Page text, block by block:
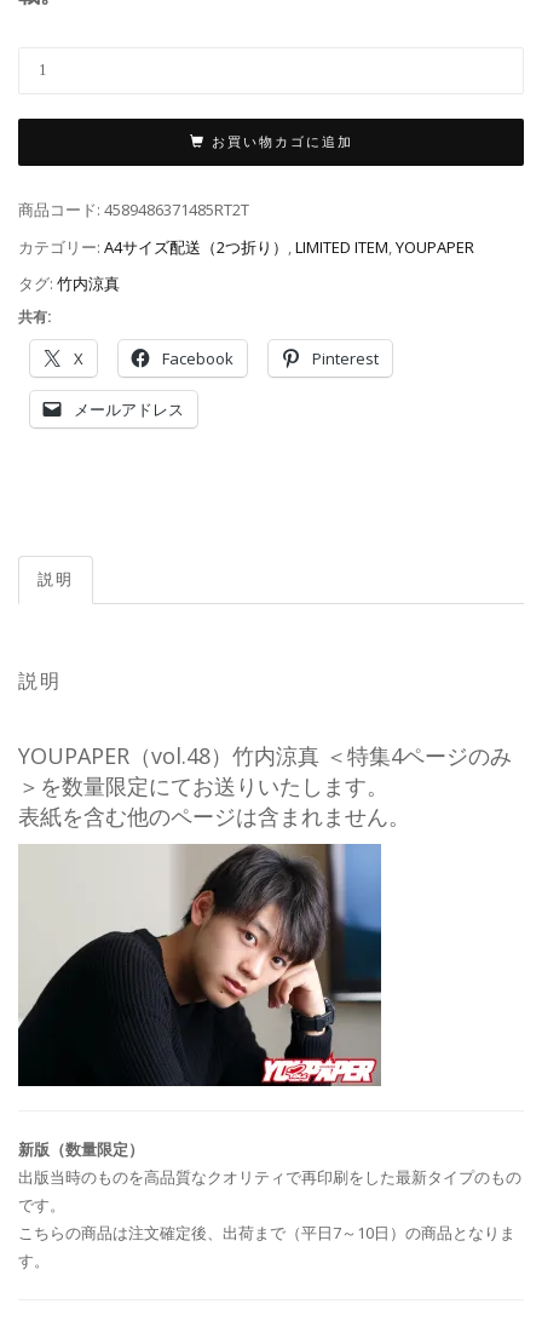
お買い物カゴに追加
商品コード: 4589486371485RT2T
カテゴリー: A4サイズ配送（2つ折り） LIMITED ITEM YOUPAPER
タグ: 竹内涼真
共有:
X Facebook Pinterest
メールアドレス
説明
説明
YOUPAPER（vol.48）竹内涼真 ＜特集4ページのみ
＞を数量限定にてお送りいたします。
表紙を含む他のページは含まれません。
新版（数量限定）
出版当時のものを高品質なクオリティで再印刷をした最新タイプのもの
です。
こちらの商品は注文確定後、出荷まで（平日7～10日）の商品となりま
す。